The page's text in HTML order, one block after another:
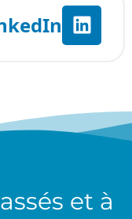
et à